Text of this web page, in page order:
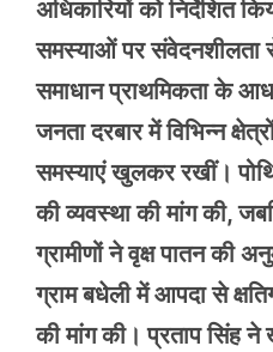
अधिकारियों को निर्देशित
समस्याओं पर संवेदनशीलता
समाधान प्राथमिकता के
जनता दरबार में विभिन्न
समस्याएं खुलकर रखीं।
की व्यवस्था की मांग की,
ग्रामीणों ने वृक्ष पातन की
ग्राम बधेली में आपदा से
की मांग की। प्रताप सिंह